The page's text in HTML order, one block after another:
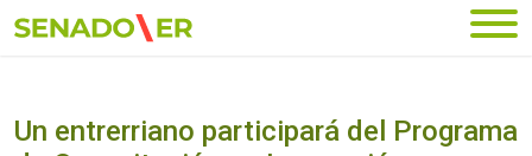
Ir al menú principal
Un entrerriano participará del Programa